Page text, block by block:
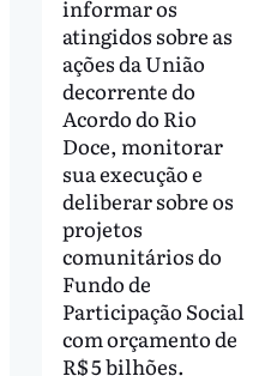
informar os
atingidos sobre as
ações da União
decorrente do
Acordo do Rio
Doce, monitorar
sua execução e
deliberar sobre os
projetos
comunitários do
Fundo de
Participação Social
com orçamento de
R$ 5 bilhões.